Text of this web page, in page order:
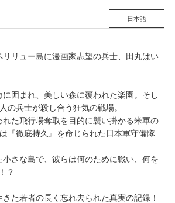
日本語
リリュー島に漫画家志望の兵士、田丸はい
囲まれ、美しい森に覆われた楽園。そし
の兵士が殺し合う狂気の戦場。
れた飛行場奪取を目的に襲い掛かる米軍の
『徹底持久』を命じられた日本軍守備隊
さな島で、彼らは何のために戦い、何を
？
きた若者の長く忘れ去られた真実の記録！